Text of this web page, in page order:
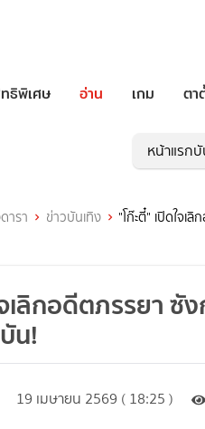
ธิพิเศษ อ่าน เกม ตา
หน้าแรกบั
ารา ข่าวบันเทิง "โก๊ะตี๋" เปิดใจ
จเลิกอดีตภรรยา
น!
19 เมษายน 2569 ( 18:25 )